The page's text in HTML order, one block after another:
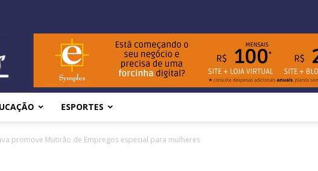
ESPORTES
promove Mutirão de Empregos especial para mulheres